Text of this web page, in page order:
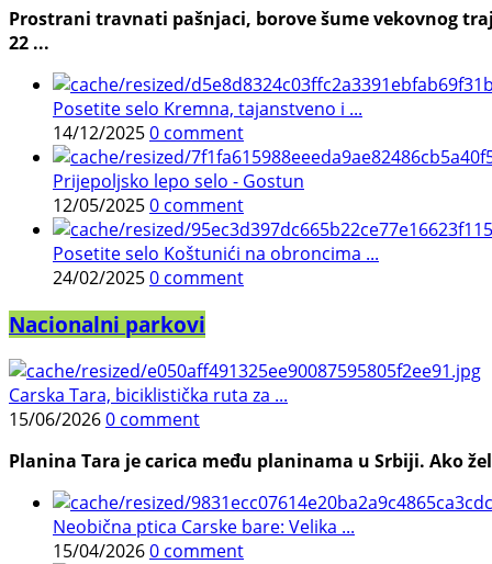
Prostrani travnati pašnjaci, borove šume vekovnog
22 ...
Posetite selo Kremna, tajanstveno i ...
14/12/20250 comment
Prijepoljsko lepo selo - Gostun
12/05/20250 comment
Posetite selo Koštunići na obroncima ...
24/02/20250 comment
Nacionalni parkovi
Carska Tara, biciklistička ruta za ...
15/06/20260 comment
Planina Tara je carica među planinama u Srbiji. Ako
Neobična ptica Carske bare: Velika ...
15/04/20260 comment